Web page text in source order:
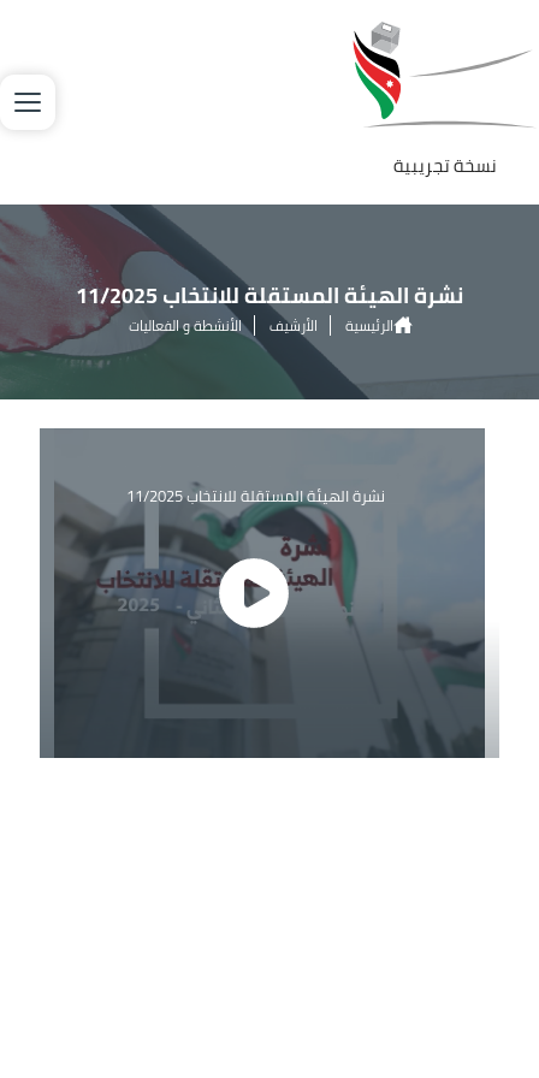
تجاوز إلى المحتوى الرئيسي
نسخة تجريبية
نشرة الهيئة المستقلة للانتخاب 11/2025
الرئيسية الأرشيف
الأنشطة و الفعاليات
نشرة الهيئة المستقلة للانتخاب 11/2025
نشرة الهيئة المستقلة للانتخاب 11/2025